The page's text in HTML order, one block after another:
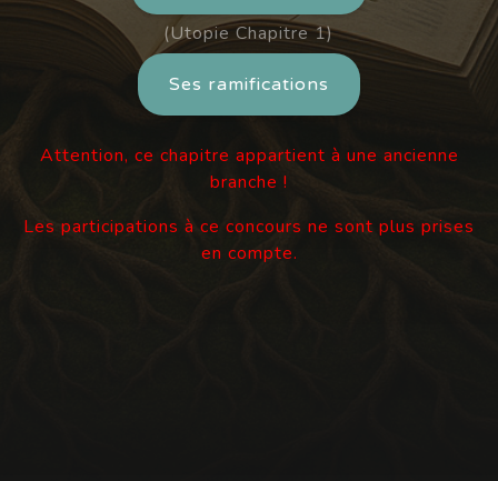
(Utopie Chapitre 1)
Ses ramifications
Attention, ce chapitre appartient à une ancienne
branche !
Les participations à ce concours ne sont plus prises
en compte.